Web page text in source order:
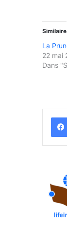
Similaire
La
22 mai
Dans